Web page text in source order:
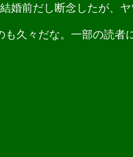
婚前だし断念したが、
久々だな。一部の読者